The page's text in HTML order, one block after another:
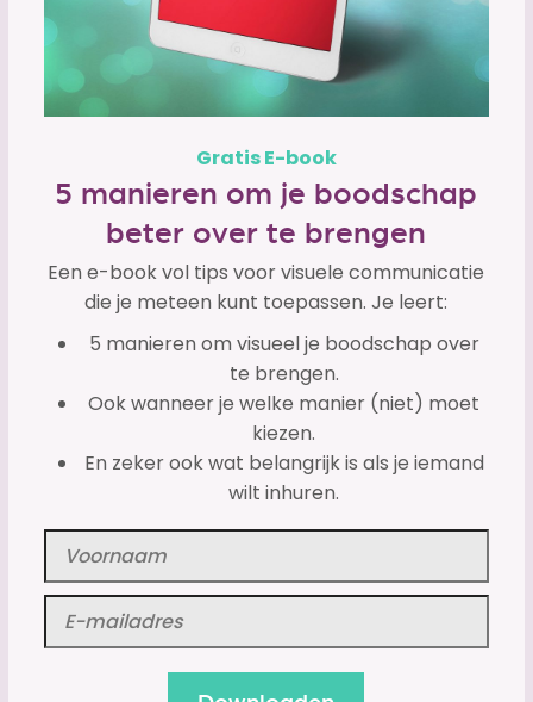
Gratis E-book
5 manieren om je boodschap
beter over te brengen
Een e-book vol tips voor visuele communicatie
die je meteen kunt toepassen. Je leert:
5 manieren om visueel je boodschap over
te brengen.
Ook wanneer je welke manier (niet) moet
kiezen.
En zeker ook wat belangrijk is als je iemand
wilt inhuren.